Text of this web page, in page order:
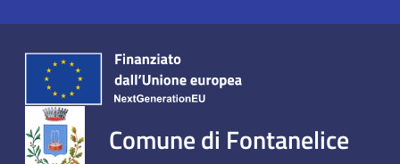
Comune di Fontanelice